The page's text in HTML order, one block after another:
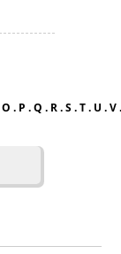
O . P .Q . R.S.T. U .V.